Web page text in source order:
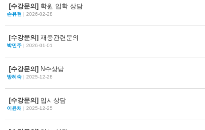
[수강문의] 학원 입학 상담
손유현 | 2026-02-28
[수강문의] 재종관련문의
박민주 | 2026-01-01
[수강문의] N수상담
방혜숙 | 2025-12-28
[수강문의] 입시상담
이윤채 | 2025-12-25